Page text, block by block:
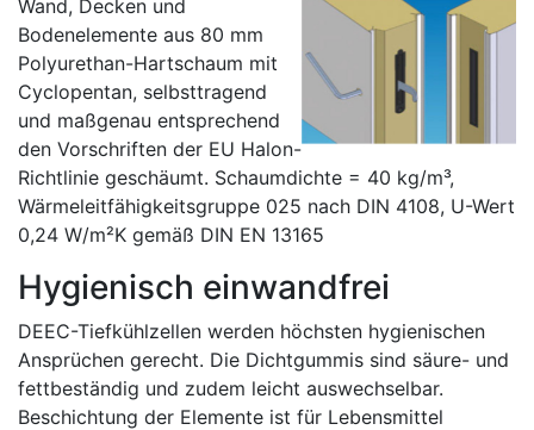
Wand, Decken und
Bodenelemente aus 80 mm
Polyurethan-Hartschaum mit
Cyclopentan, selbsttragend
und maßgenau entsprechend
den Vorschriften der EU Halon-
Richtlinie geschäumt. Schaumdichte = 40 kg/m³,
Wärmeleitfähigkeitsgruppe 025 nach DIN 4108, U-Wert
0,24 W/m²K gemäß DIN EN 13165
Hygienisch einwandfrei
DEEC-Tiefkühlzellen werden höchsten hygienischen
Ansprüchen gerecht. Die Dichtgummis sind säure- und
fettbeständig und zudem leicht auswechselbar.
Beschichtung der Elemente ist für Lebensmittel